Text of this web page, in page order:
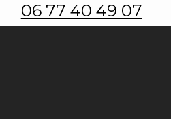
06 77 40 49 07